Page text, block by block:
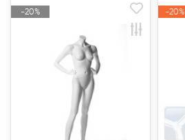
-20%
-20% -20%
-20%